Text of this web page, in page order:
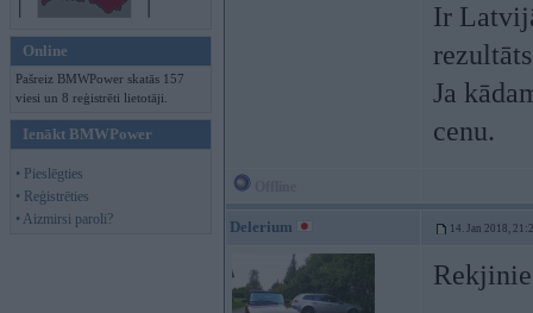
Online
Pašreiz BMWPower skatās 157
viesi un 8 reģistrēti lietotāji.
Ienākt BMWPower
• Pieslēgties
• Reģistrēties
• Aizmirsi paroli?
Ir
Ja
cenu.
Delerium 14. Jan 2018,